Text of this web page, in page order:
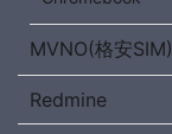
MVNO(格安SIM)
Redmine